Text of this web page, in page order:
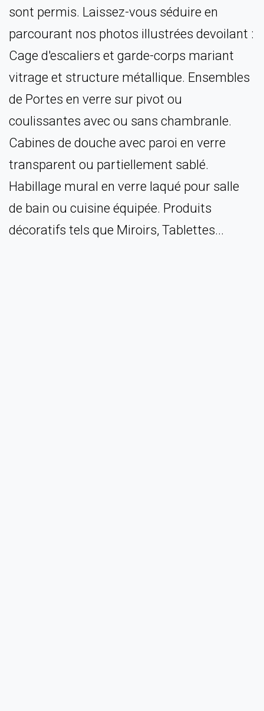
sont permis. Laissez-vous séduire en
parcourant nos photos illustrées devoilant :
Cage d'escaliers et garde-corps mariant
vitrage et structure métallique. Ensembles
de Portes en verre sur pivot ou
coulissantes avec ou sans chambranle.
Cabines de douche avec paroi en verre
transparent ou partiellement sablé.
Habillage mural en verre laqué pour salle
de bain ou cuisine équipée. Produits
décoratifs tels que Miroirs, Tablettes...